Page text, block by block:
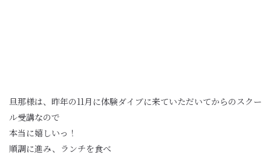
旦那様は、昨年の11月に体験ダイブに来ていただいてからのスクー
ル受講なので
本当に嬉しいっ！
順調に進み、ランチを食べ